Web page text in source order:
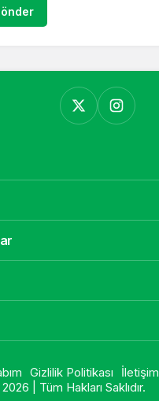
Gizlilik Politikası
İletişim
| Tüm Hakları Saklıdır.